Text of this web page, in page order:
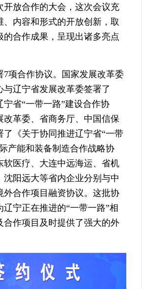
放合作的大会，这次会议充
、内容和形式的开放创新，取
的合作成果，呈现出诸多亮点
合作协议。国家发展改革委
与辽宁省发展改革委签署了
宁省“一带一路”建设合作协
改革委、省商务厅、中国信保
了《关于协同推进辽宁省“一带
产能和装备制造合作战略协
软医疗、大连中远海运、省机
沈阳远大等省内企业分别与中
外合作项目融资协议。这批协
辽宁正在推进的“一带一路”相
合作项目及时提供了强大的外